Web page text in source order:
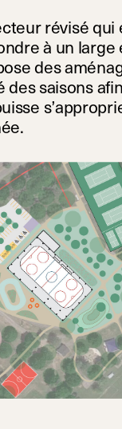
révisé qui
à un large
des
saisons